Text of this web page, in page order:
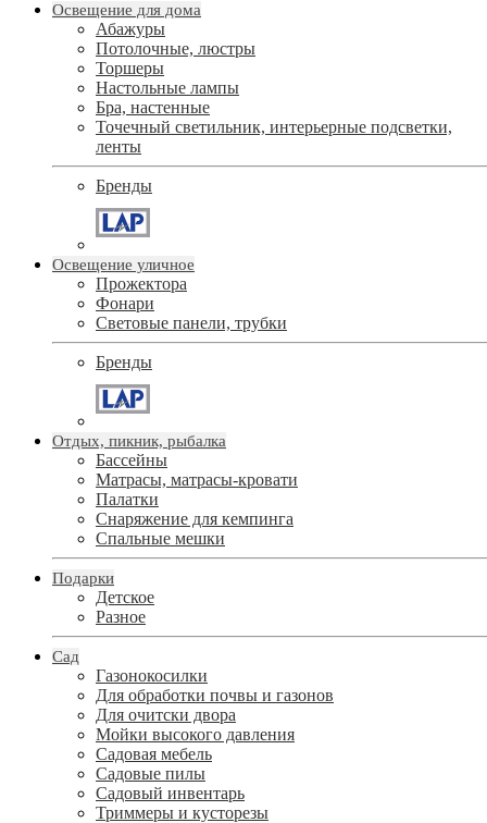
Освещение для дома
Абажуры
Потолочные, люстры
Торшеры
Настольные лампы
Бра, настенные
Точечный светильник, интерьерные подсветки,
ленты
Бренды
Освещение уличное
Прожектора
Фонари
Световые панели, трубки
Бренды
Отдых, пикник, рыбалка
Бассейны
Матрасы, матрасы-кровати
Палатки
Снаряжение для кемпинга
Спальные мешки
Подарки
Детское
Разное
Сад
Газонокосилки
Для обработки почвы и газонов
Для очитски двора
Мойки высокого давления
Садовая мебель
Садовые пилы
Садовый инвентарь
Триммеры и кусторезы